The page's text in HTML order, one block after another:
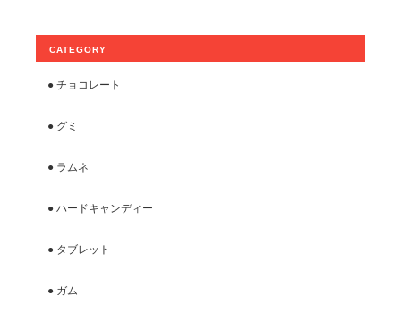
CATEGORY
● チョコレート
● グミ
● ラムネ
● ハードキャンディー
● タブレット
● ガム